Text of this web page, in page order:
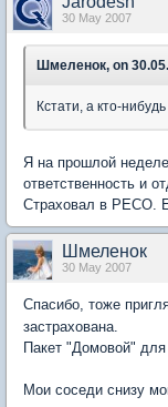
30 May 2007
Шмеленок, on
Кстати, а кто-
Я на прошлой
ответственность и
Страховал в РЕСО.
Шмеленок
30 May 2007
Спасибо, тоже
застрахована.
Пакет "Домовой"
Мои соседи снизу